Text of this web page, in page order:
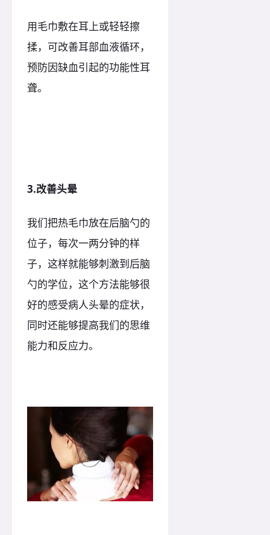
用毛巾敷在耳上或轻轻擦
揉，可改善耳部血液循环，
预防因缺血引起的功能性耳
聋。
3.改善头晕
我们把热毛巾放在后脑勺的
位子，每次一两分钟的样
子，这样就能够刺激到后脑
勺的学位，这个方法能够很
好的感受病人头晕的症状，
同时还能够提高我们的思维
能力和反应力。